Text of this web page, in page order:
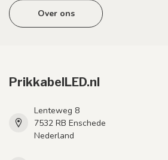
Over ons
PrikkabelLED.nl
Lenteweg 8
7532 RB Enschede
Nederland